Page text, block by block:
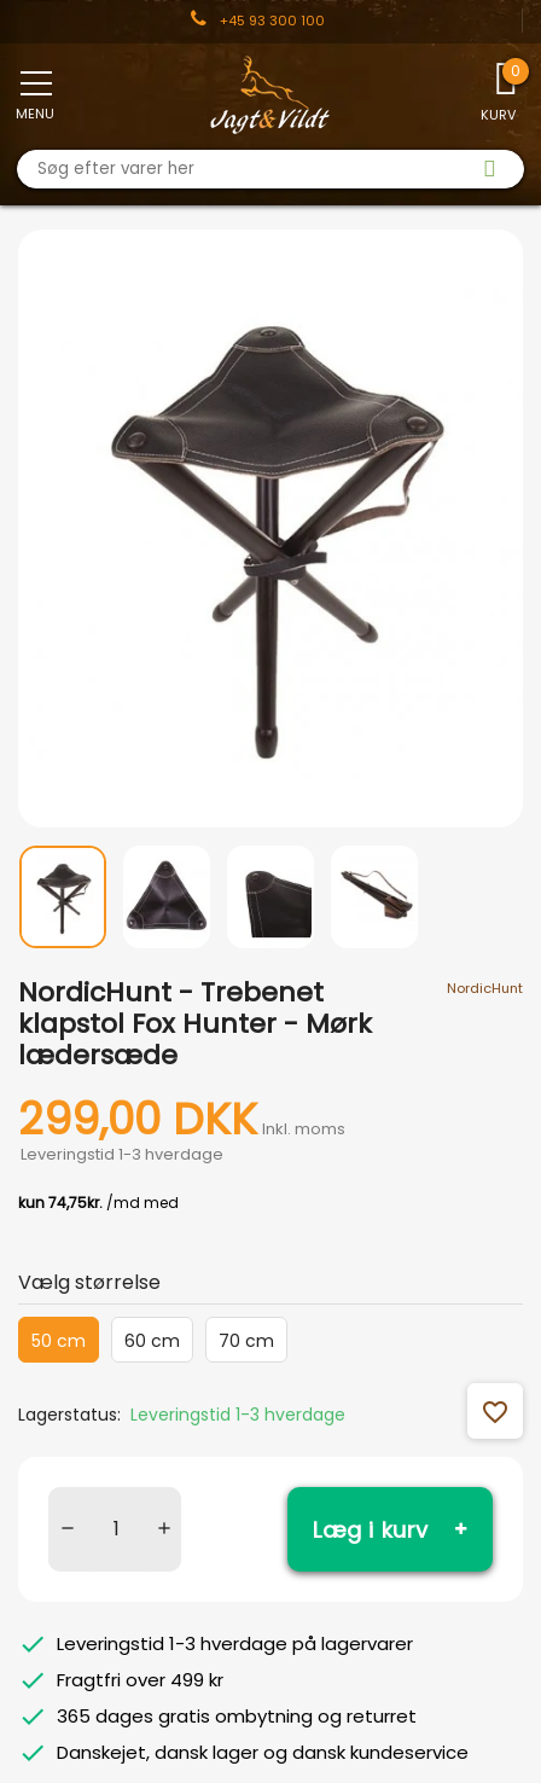
+45 93 300 100
KURV
MENU
NordicHunt - Trebenet
klapstol Fox Hunter - Mørk
lædersæde
299,00 DKK Inkl. moms
Leveringstid 1-3 hverdage
NordicHunt
Vælg størrelse
50 cm 60 cm 70 cm
Lagerstatus: Leveringstid 1-3 hverdage favorite_outline
Læg i kurv
Leveringstid 1-3 hverdage på lagervarer
Fragtfri over 499 kr
365 dages gratis ombytning og returret
Danskejet, dansk lager og dansk kundeservice